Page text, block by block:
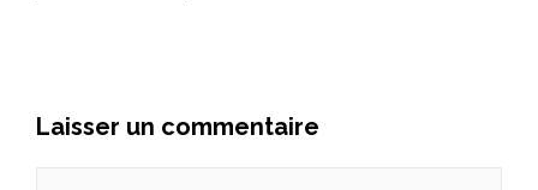
Laisser un commentaire